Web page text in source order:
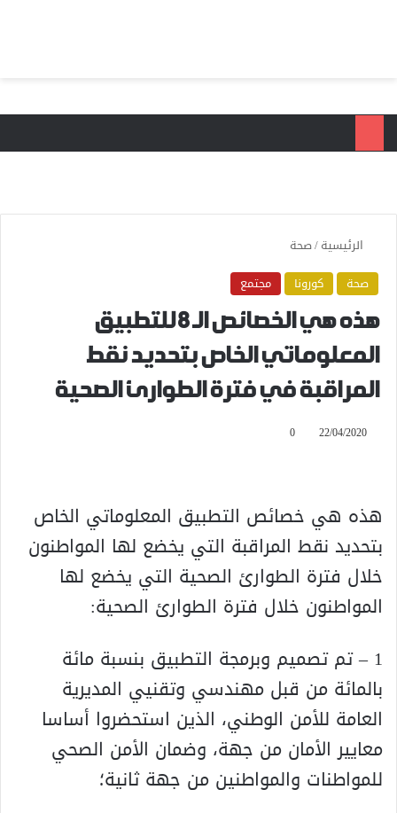
الرئيسية/صحة
صحة
كورونا مجتمع
هذه هي الخصائص الـ 8 للتطبيق
المعلوماتي الخاص بتحديد نقط
المراقبة في فترة الطوارئ الصحية
22/04/2020
0
هذه هي خصائص التطبيق المعلوماتي الخاص
بتحديد نقط المراقبة التي يخضع لها المواطنون
خلال فترة الطوارئ الصحية التي يخضع لها
المواطنون خلال فترة الطوارئ الصحية:
1 – تم تصميم وبرمجة التطبيق بنسبة مائة
بالمائة من قبل مهندسي وتقنيي المديرية
العامة للأمن الوطني، الذين استحضروا أساسا
معايير الأمان من جهة، وضمان الأمن الصحي
للمواطنات والمواطنين من جهة ثانية؛